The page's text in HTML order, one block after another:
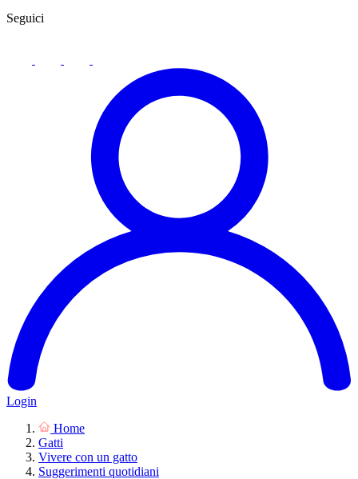
Seguici
Login
Home
Gatti
Vivere con un gatto
Suggerimenti quotidiani